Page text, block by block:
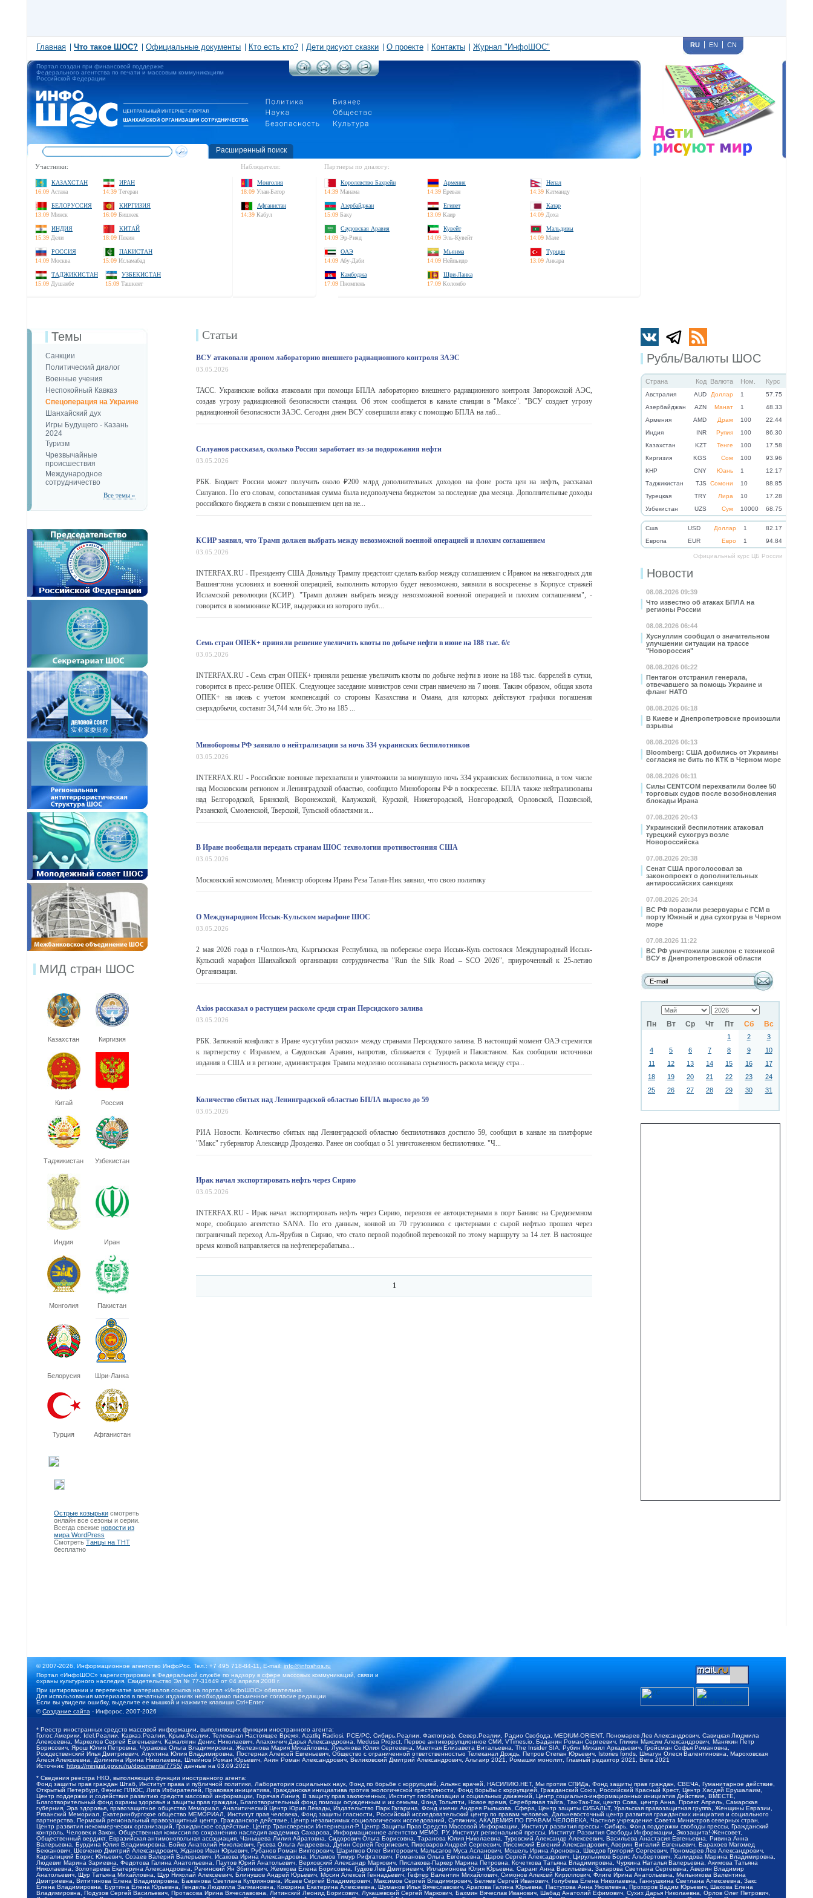
Главная Что такое ШОС? Официальные документы Кто есть кто? Дети рисуют сказки О проекте Контакты Журнал "ИнфоШОС" RU EN CN
Портал создан при финансовой поддержке
Федерального агентства по печати и массовым коммуникациям
Российской Федерации
Расширенный поиск
Участники:
КАЗАХСТАН
16:09 Астана
ИРАН
14:39 Тегеран
БЕЛОРУССИЯ
13:09 Минск
КИРГИЗИЯ
16:09 Бишкек
ИНДИЯ
15:39 Дели
КИТАЙ
18:09 Пекин
РОССИЯ
14:09 Москва
ПАКИСТАН
15:09 Исламабад
ТАДЖИКИСТАН
15:09 Душанбе
УЗБЕКИСТАН
15:09 Ташкент
Наблюдатели:
Монголия
18:09 Улан-Батор
Афганистан
14:39 Кабул
Партнеры по диалогу:
Королевство Бахрейн
14:39 Манама
Армения
14:39 Ереван
Непал
14:39 Катманду
Азербайджан
15:09 Баку
Египет
13:09 Каир
Катар
14:09 Доха
Саудовская Аравия
14:09 Эр-Рияд
Кувейт
14:09 Эль-Кувейт
Мальдивы
14:09 Мале
ОАЭ
14:09 Абу-Даби
Мьянма
14:09 Нейпьидо
Турция
13:09 Анкара
Камбоджа
17:09 Пномпень
Шри-Ланка
17:09 Коломбо
Рубль/Валюты ШОС
Страна Код Валюта Ном. Курс
Австралия AUD Доллар 1
57.75
Азербайджан
AZN Манат 1
48.33
Армения
AMD Драм 100
22.44
Индия
INR Рупия 100
86.30
Казахстан
KZT Тенге 100
17.58
Киргизия
KGS Сом 100
93.96
КНР
CNY Юань 1
12.17
Таджикистан
TJS Сомони 10
88.85
Турецкая
TRY Лира 10
17.28
Узбекистан
UZS Сум 10000 68.75
Cша USD Доллар 1
82.17
Eвропа
EUR Евро 1 94.84
Официальный курс ЦБ России
Новости
08.08.2026 09:39
Что известно об атаках БПЛА на
регионы России
08.08.2026 06:44
Хуснуллин сообщил о значительном
улучшении ситуации на трассе
"Новороссия"
08.08.2026 06:22
Пентагон отстранил генерала,
отвечавшего за помощь Украине и
фланг НАТО
08.08.2026 06:18
В Киеве и Днепропетровске произошли
взрывы
08.08.2026 06:13
Bloomberg: США добились от Украины
согласия не бить по КТК в Черном море
08.08.2026 06:11
Силы CENTCOM перехватили более 50
торговых судов после возобновления
блокады Ирана
07.08.2026 20:43
Украинский беспилотник атаковал
турецкий сухогруз возле
Новороссийска
07.08.2026 20:38
Сенат США проголосовал за
законопроект о дополнительных
антироссийских санкциях
07.08.2026 20:34
ВС РФ поразили резервуары с ГСМ в
порту Южный и два сухогруза в Черном
море
07.08.2026 11:22
ВС РФ уничтожили эшелон с техникой
ВСУ в Днепропетровской области
Пн Вт Ср Чт Пт Сб Вс
1 2
3
4
5 6 7 8 9
10
11
12 13 14 15 16
17
18
19 20 21 22 23
24
25
26 27 28 29 30 31
Темы
Санкции
Политический диалог
Военные учения
Неспокойный Кавказ
Спецоперация на Украине
Шанхайский дух
Игры Будущего - Казань
2024
Туризм
Чрезвычайные
происшествия
Международное
сотрудничество
Все темы »
МИД стран ШОС
Казахстан Киргизия
Китай Россия
Таджикистан Узбекистан
Индия Иран
Монголия Пакистан
Белорусия Шри-Ланка
Турция Афганистан
Острые козырьки смотреть
онлайн все сезоны и серии.
Всегда свежие новости из
мира WordPress
Смотреть Танцы на ТНТ
бесплатно
Статьи
ВСУ атаковали дроном лабораторию внешнего радиационного контроля ЗАЭС
03.05.2026
ТАСС. Украинские войска атаковали при помощи БПЛА лабораторию внешнего радиационного контроля Запорожской АЭС,
создав угрозу радиационной безопасности станции. Об этом сообщается в канале станции в "Максе". "ВСУ создает угрозу
радиационной безопасности ЗАЭС. Сегодня днем ВСУ совершили атаку с помощью БПЛА на лаб...
Силуанов рассказал, сколько Россия заработает из-за подорожания нефти
03.05.2026
РБК. Бюджет России может получить около ₽200 млрд дополнительных доходов на фоне роста цен на нефть, рассказал
Силуанов. По его словам, сопоставимая сумма была недополучена бюджетом за последние два месяца. Дополнительные доходы
российского бюджета в связи с повышением цен на не...
КСИР заявил, что Трамп должен выбрать между невозможной военной операцией и плохим соглашением
03.05.2026
INTERFAX.RU - Президенту США Дональду Трампу предстоит сделать выбор между соглашением с Ираном на невыгодных для
Вашингтона условиях и военной операцией, выполнить которую будет невозможно, заявили в воскресенье в Корпусе стражей
Исламской революции (КСИР). "Трамп должен выбрать между невозможной военной операцией и плохим соглашением", -
говорится в коммюнике КСИР, выдержки из которого публ...
Семь стран ОПЕК+ приняли решение увеличить квоты по добыче нефти в июне на 188 тыс. б/с
03.05.2026
INTERFAX.RU - Семь стран ОПЕК+ приняли решение увеличить квоты по добыче нефти в июне на 188 тыс. баррелей в сутки,
говорится в пресс-релизе ОПЕК. Следующее заседание министров семи стран намечено на 7 июня. Таким образом, общая квота
ОПЕК+ на июнь с учетом компенсаций со стороны Казахстана и Омана, для которых действуют графики погашения
сверхдобычи, составит 34,744 млн б/с. Это на 185 ...
Минобороны РФ заявило о нейтрализации за ночь 334 украинских беспилотников
03.05.2026
INTERFAX.RU - Российские военные перехватили и уничтожили за минувшую ночь 334 украинских беспилотника, в том числе
над Московским регионом и Ленинградской областью, сообщило Минобороны РФ в воскресенье. БПЛА также нейтрализованы
над Белгородской, Брянской, Воронежской, Калужской, Курской, Нижегородской, Новгородской, Орловской, Псковской,
Рязанской, Смоленской, Тверской, Тульской областями и...
В Иране пообещали передать странам ШОС технологии противостояния США
03.05.2026
Московский комсомолец. Министр обороны Ирана Реза Талаи-Ник заявил, что свою политику
О Международном Иссык-Кульском марафоне ШОС
03.05.2026
2 мая 2026 года в г.Чолпон-Ата, Кыргызская Республика, на побережье озера Иссык-Куль состоялся Международный Иссык-
Кульский марафон Шанхайской организации сотрудничества "Run the Silk Road – SCO 2026", приуроченный к 25-летию
Организации.
Axios рассказал о растущем расколе среди стран Персидского залива
03.05.2026
РБК. Затяжной конфликт в Иране «усугубил раскол» между странами Персидского залива. В настоящий момент ОАЭ стремятся
к партнерству с Израилем, а Саудовская Аравия, напротив, сближается с Турцией и Пакистаном. Как сообщили источники
издания в США и в регионе, администрация Трампа медленно осознавала серьезность раскола между стра...
Количество сбитых над Ленинградской областью БПЛА выросло до 59
03.05.2026
РИА Новости. Количество сбитых над Ленинградской областью беспилотников достигло 59, сообщил в канале на платформе
"Макс" губернатор Александр Дрозденко. Ранее он сообщал о 51 уничтоженном беспилотнике. "Ч...
Ирак начал экспортировать нефть через Сирию
03.05.2026
INTERFAX.RU - Ирак начал экспортировать нефть через Сирию, перевозя ее автоцистернами в порт Банияс на Средиземном
море, сообщило агентство SANA. По его данным, конвой из 70 грузовиков с цистернами с сырой нефтью прошел через
пограничный переход Аль-Ярубия в Сирию, что стало первой подобной перевозкой по этому маршруту за 14 лет. В настоящее
время конвой направляется на нефтеперерабатыва...
1
© 2007-2026, Информационное агентство ИнфоРос. Тел.: +7 495 718-84-11, E-mail:info@infoshos.ru
Портал «ИнфоШОС» зарегистрирован в Федеральной службе по надзору в сфере массовых коммуникаций, связи и
охраны культурного наследия. Свидетельство Эл № 77-31649 от 04 апреля 2008 г.
При цитировании и перепечатке материалов ссылка на портал «ИнфоШОС» обязательна.
Для использования материалов в печатных изданиях необходимо письменное согласие редакции
Если вы увидели ошибку, выделите ее мышкой и нажмите клавиши Ctrl+Enter
©Создание сайта - Инфорос, 2007-2026
* Реестр иностранных средств массовой информации, выполняющих функции иностранного агента:
Голос Америки, Idel.Реалии, Кавказ.Реалии, Крым.Реалии, Телеканал Настоящее Время, Azatliq Radiosi, PCE/PC, Сибирь.Реалии, Фактограф, Север.Реалии, Радио Свобода, MEDIUM-ORIENT, Пономарев Лев Александрович, Савицкая Людмила
Алексеевна, Маркелов Сергей Евгеньевич, Камалягин Денис Николаевич, Апахончич Дарья Александровна, Medusa Project, Первое антикоррупционное СМИ, VTimes.io, Баданин Роман Сергеевич, Гликин Максим Александрович, Маняхин Петр
Борисович, Ярош Юлия Петровна, Чуракова Ольга Владимировна, Железнова Мария Михайловна, Лукьянова Юлия Сергеевна, Маетная Елизавета Витальевна, The Insider SIA, Рубин Михаил Аркадьевич, Гройсман Софья Романовна,
Рождественский Илья Дмитриевич, Апухтина Юлия Владимировна, Постернак Алексей Евгеньевич, Общество с ограниченной ответственностью Телеканал Дождь, Петров Степан Юрьевич, Istories fonds, Шмагун Олеся Валентиновна, Мароховская
Алеся Алексеевна, Долинина Ирина Николаевна, Шлейнов Роман Юрьевич, Анин Роман Александрович, Великовский Дмитрий Александрович, Альтаир 2021, Ромашки монолит, Главный редактор 2021, Вега 2021
Источник: https://minjust.gov.ru/ru/documents/7755/ данные на 03.09.2021
* Сведения реестра НКО, выполняющих функции иностранного агента:
Фонд защиты прав граждан Штаб, Институт права и публичной политики, Лаборатория социальных наук, Фонд по борьбе с коррупцией, Альянс врачей, НАСИЛИЮ.НЕТ, Мы против СПИДа, Фонд защиты прав граждан, СВЕЧА, Гуманитарное действие,
Открытый Петербург, Феникс ПЛЮС, Лига Избирателей, Правовая инициатива, Гражданская инициатива против экологической преступности, Фонд борьбы с коррупцией, Гражданский Союз, Российский Красный Крест, Центр Хасдей Ерушалаим,
Центр поддержки и содействия развитию средств массовой информации, Горячая Линия, В защиту прав заключенных, Институт глобализации и социальных движений, Центр социально-информационных инициатив Действие, ВМЕСТЕ,
Благотворительный фонд охраны здоровья и защиты прав граждан, Благотворительный фонд помощи осужденным и их семьям, Фонд Тольятти, Новое время, Серебряная тайга, Так-Так-Так, центр Сова, центр Анна, Проект Апрель, Самарская
губерния, Эра здоровья, правозащитное общество Мемориал, Аналитический Центр Юрия Левады, Издательство Парк Гагарина, Фонд имени Андрея Рылькова, Сфера, Центр защиты СИБАЛЬТ, Уральская правозащитная группа, Женщины Евразии,
Рязанский Мемориал, Екатеринбургское общество МЕМОРИАЛ, Институт прав человека, Фонд защиты гласности, Российский исследовательский центр по правам человека, Дальневосточный центр развития гражданских инициатив и социального
партнерства, Пермский региональный правозащитный центр, Гражданское действие, Центр независимых социологических исследований, Сутяжник, АКАДЕМИЯ ПО ПРАВАМ ЧЕЛОВЕКА, Частное учреждение Совета Министров северных стран,
Центр развития некоммерческих организаций, Гражданское содействие, Центр Трансперенси Интернешнл-Р, Центр Защиты Прав Средств Массовой Информации, Институт развития прессы - Сибирь, Фонд поддержки свободы прессы, Гражданский
контроль, Человек и Закон, Общественная комиссия по сохранению наследия академика Сахарова, Информационное агентство МЕМО. РУ, Институт региональной прессы, Институт Развития Свободы Информации, Экозащита!-Женсовет,
Общественный вердикт, Евразийская антимонопольная ассоциация, Чанышева Лилия Айратовна, Сидорович Ольга Борисовна, Таранова Юлия Николаевна, Туровский Александр Алексеевич, Васильева Анастасия Евгеньевна, Ривина Анна
Валерьевна, Бурдина Юлия Владимировна, Бойко Анатолий Николаевич, Гусева Ольга Андреевна, Дугин Сергей Георгиевич, Пивоваров Андрей Сергеевич, Писемский Евгений Александрович, Аверин Виталий Евгеньевич, Барахоев Магомед
Бекханович, Шевченко Дмитрий Александрович, Жданов Иван Юрьевич, Рубанов Роман Викторович, Шарипков Олег Викторович, Мальсагов Муса Асланович, Мошель Ирина Ароновна, Шведов Григорий Сергеевич, Пономарев Лев Александрович,
Каргалицкий Борис Юльевич, Созаев Валерий Валерьевич, Исакова Ирина Александровна, Исламов Тимур Рифгатович, Романова Ольга Евгеньевна, Щаров Сергей Алексадрович, Цирульников Борис Альбертович, Халидова Марина Владимировна,
Людевиг Марина Зариевна, Федотова Галина Анатольевна, Паутов Юрий Анатольевич, Верховский Александр Маркович, Пислакова-Паркер Марина Петровна, Кочеткова Татьяна Владимировна, Чуркина Наталья Валерьевна, Акимова Татьяна
Николаевна, Золотарева Екатерина Александровна, Рачинский Ян Збигневич, Жемкова Елена Борисовна, Гудков Лев Дмитриевич, Илларионова Юлия Юрьевна, Саранг Анна Васильевна, Захарова Светлана Сергеевна, Аверин Владимир
Анатольевич, Щур Татьяна Михайловна, Щур Николай Алексеевич, Блинушов Андрей Юрьевич, Мосин Алексей Геннадьевич, Гефтер Валентин Михайлович, Симонов Алексей Кириллович, Флиге Ирина Анатольевна, Мельникова Валентина
Дмитриевна, Вититинова Елена Владимировна, Баженова Светлана Куприяновна, Исаев Сергей Владимирович, Максимов Сергей Владимирович, Беляев Сергей Иванович, Голубева Елена Николаевна, Ганнушкина Светлана Алексеевна, Закс
Елена Владимировна, Буртина Елена Юрьевна, Гендель Людмила Залмановна, Кокорина Екатерина Алексеевна, Шуманов Илья Вячеславович, Арапова Галина Юрьевна, Пастухова Анна Яковлевна, Прохоров Вадим Юрьевич, Шахова Елена
Владимировна, Подузов Сергей Васильевич, Протасова Ирина Вячеславовна, Литинский Леонид Борисович, Лукашевский Сергей Маркович, Бахмин Вячеслав Иванович, Шабад Анатолий Ефимович, Сухих Дарья Николаевна, Орлов Олег Петрович,